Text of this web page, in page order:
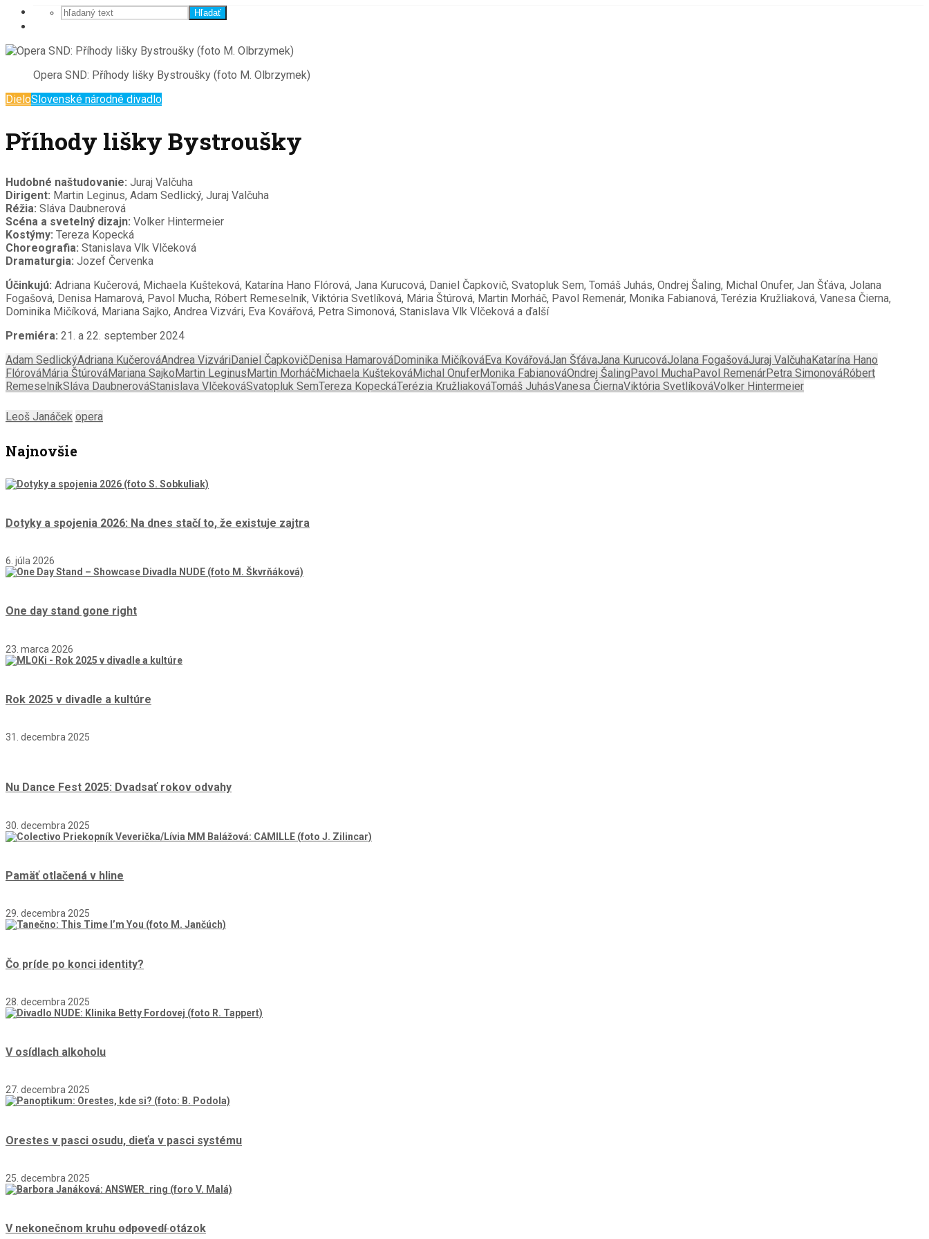
Hľadať
Opera SND: Příhody lišky Bystroušky (foto M. Olbrzymek)
DieloSlovenské národné divadlo
Příhody lišky Bystroušky
Hudobné naštudovanie: Juraj Valčuha
Dirigent: Martin Leginus, Adam Sedlický, Juraj Valčuha
Réžia: Sláva Daubnerová
Scéna a svetelný dizajn: Volker Hintermeier
Kostýmy: Tereza Kopecká
Choreografia: Stanislava Vlk Vlčeková
Dramaturgia: Jozef Červenka
Účinkujú: Adriana Kučerová, Michaela Kušteková, Katarína Hano Flórová, Jana Kurucová, Daniel Čapkovič, Svatopluk Sem, Tomáš Juhás, Ondrej Šaling, Michal Onufer, Jan Šťáva, Jolana
Fogašová, Denisa Hamarová, Pavol Mucha, Róbert Remeselník, Viktória Svetlíková, Mária Štúrová, Martin Morháč, Pavol Remenár, Monika Fabianová, Terézia Kružliaková, Vanesa Čierna,
Dominika Mičíková, Mariana Sajko, Andrea Vizvári, Eva Kovářová, Petra Simonová, Stanislava Vlk Vlčeková a ďalší
Premiéra: 21. a 22. september 2024
Adam SedlickýAdriana KučerováAndrea Vizvári Daniel ČapkovičDenisa HamarováDominika MičíkováEva KovářováJan ŠťávaJana KurucováJolana FogašováJuraj ValčuhaKatarína Hano
FlórováMária ŠtúrováMariana Sajko Martin Leginus Martin MorháčMichaela KuštekováMichal OnuferMonika FabianováOndrej Šaling Pavol MuchaPavol RemenárPetra SimonováRóbert
RemeselníkSláva DaubnerováStanislava VlčekováSvatopluk SemTereza KopeckáTerézia KružliakováTomáš JuhásVanesa ČiernaViktória SvetlíkováVolker Hintermeier
Leoš Janáček opera
Najnovšie
Dotyky a spojenia 2026: Na dnes stačí to, že existuje zajtra
6. júla 2026
One day stand gone right
23. marca 2026
Rok 2025 v divadle a kultúre
31. decembra 2025
Nu Dance Fest 2025: Dvadsať rokov odvahy
30. decembra 2025
Pamäť otlačená v hline
29. decembra 2025
Čo príde po konci identity?
28. decembra 2025
V osídlach alkoholu
27. decembra 2025
Orestes v pasci osudu, dieťa v pasci systému
25. decembra 2025
V nekonečnom kruhu odpovedíotázok